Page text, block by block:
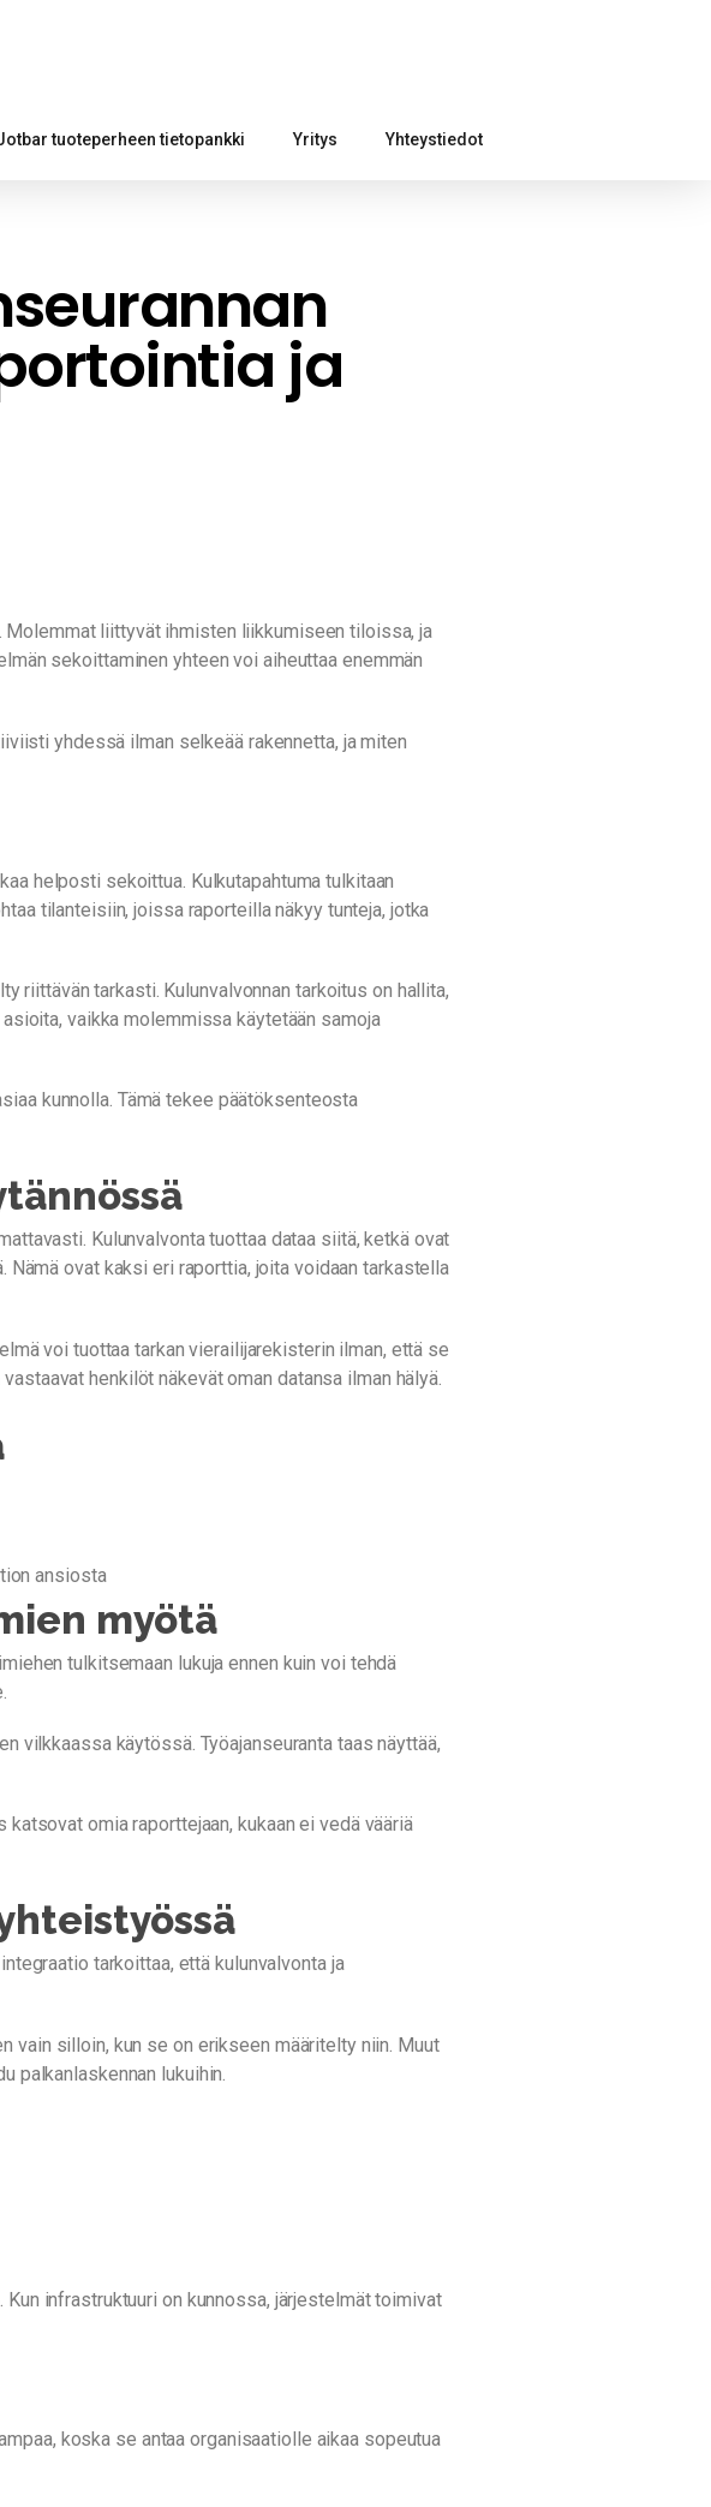
tuoteperheen tietopankki Yritys Yhteystiedot
ja
Molemmat liittyvät ihmisten liikkumiseen tiloissa, ja
sekoittaminen yhteen voi aiheuttaa enemmän
yhdessä ilman selkeää rakennetta, ja miten
helposti sekoittua. Kulkutapahtuma tulkitaan
tilanteisiin, joissa raporteilla näkyy tunteja, jotka
riittävän tarkasti. Kulunvalvonnan tarkoitus on hallita,
vaikka molemmissa käytetään samoja
kunnolla. Tämä tekee päätöksenteosta
Kulunvalvonta tuottaa dataa siitä, ketkä ovat
ovat kaksi eri raporttia, joita voidaan tarkastella
voi tuottaa tarkan vierailijarekisterin ilman, että se
henkilöt näkevät oman datansa ilman hälyä.
ansiosta
myötä
tulkitsemaan lukuja ennen kuin voi tehdä
vilkkaassa käytössä. Työajanseuranta taas näyttää,
omia raporttejaan, kukaan ei vedä vääriä
tarkoittaa, että kulunvalvonta ja
vain silloin, kun se on erikseen määritelty niin. Muut
palkanlaskennan lukuihin.
infrastruktuuri on kunnossa, järjestelmät toimivat
koska se antaa organisaatiolle aikaa sopeutua